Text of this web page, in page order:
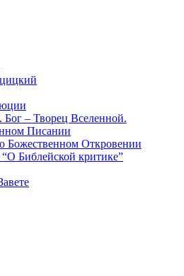
– Творец Вселенной.
Писании
Божественном Откровении
Библейской критике”